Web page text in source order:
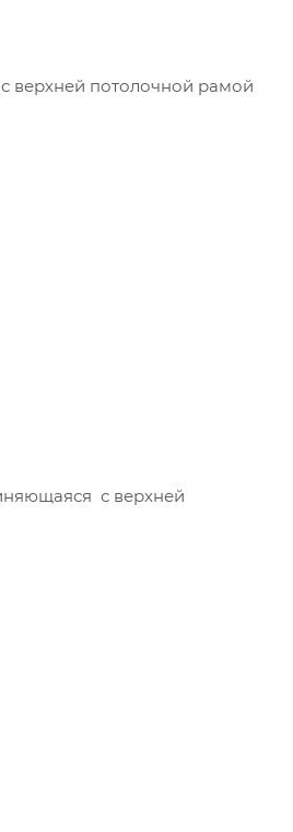
верхней потолочной рамой
с верхней